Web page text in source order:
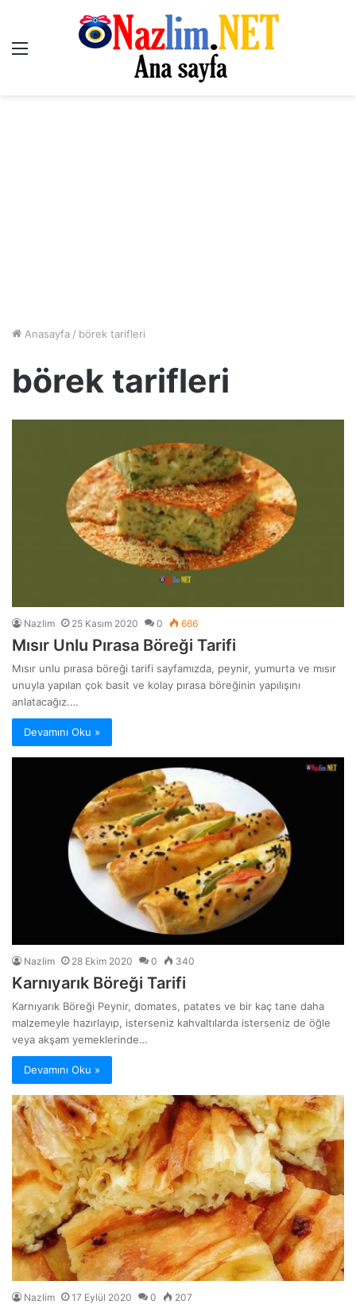
Menü
Anasayfa / börek tarifleri
börek tarifleri
Nazlim 25 Kasım 2020 0 666
Mısır Unlu Pırasa Böreği Tarifi
Mısır unlu pırasa böreği tarifi sayfamızda, peynir, yumurta ve mısır
unuyla yapılan çok basit ve kolay pırasa böreğinin yapılışını
anlatacağız.…
Devamını Oku »
Nazlim 28 Ekim 2020 0 340
Karnıyarık Böreği Tarifi
Karnıyarık Böreği Peynir, domates, patates ve bir kaç tane daha
malzemeyle hazırlayıp, isterseniz kahvaltılarda isterseniz de öğle
veya akşam yemeklerinde…
Devamını Oku »
Nazlim 17 Eylül 2020 0 207